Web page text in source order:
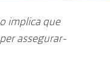
implica que
assegurar-